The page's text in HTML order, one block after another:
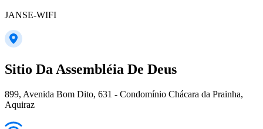
JANSE-WIFI
Sitio Da Assembléia De Deus
899, Avenida Bom Dito, 631 - Condomínio Chácara da Prainha,
Aquiraz